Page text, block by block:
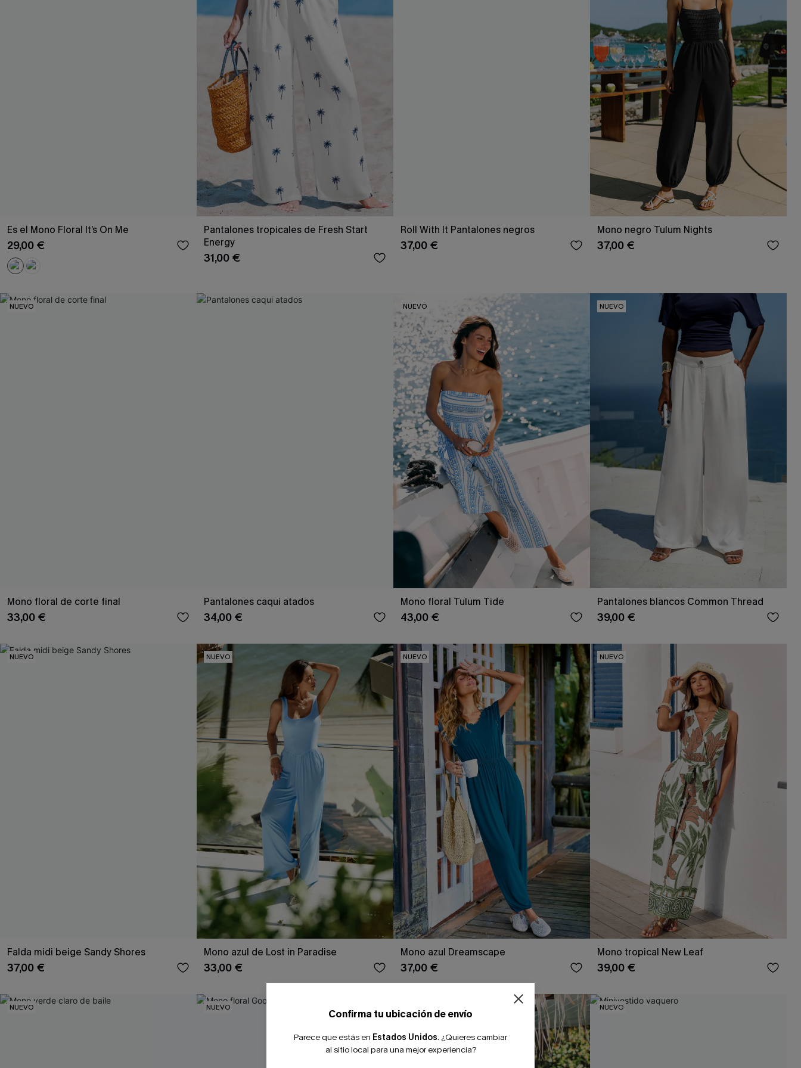
Es el Mono Floral It’s On Me
29,00 €
Pantalones tropicales de Fresh Start
Energy
31,00 €
Roll With It Pantalones negros
37,00 €
Mono negro Tulum Nights
37,00 €
NUEVO
Mono floral de corte final
33,00 €
Pantalones caqui atados
34,00 €
NUEVO
Mono floral Tulum Tide
43,00 €
NUEVO
Pantalones blancos Common Thread
39,00 €
NUEVO
Falda midi beige Sandy Shores
37,00 €
NUEVO
Mono azul de Lost in Paradise
33,00 €
NUEVO
Mono azul Dreamscape
37,00 €
NUEVO
Mono tropical New Leaf
39,00 €
NUEVO NUEVO NUEVO
Confirma tu ubicación de envío
Parece que estás en Estados Unidos. ¿Quieres cambiar
al sitio local para una mejor experiencia?
¿NUEVO EN CUPSHE?
-10% extra sin compra mínima